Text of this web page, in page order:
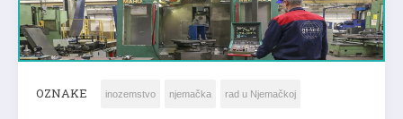
OZNAKE inozemstvo njemačka rad u Njemačkoj